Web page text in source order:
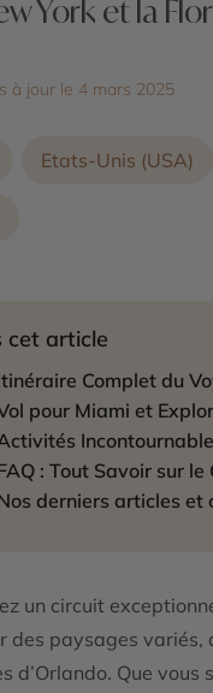
York et la
à jour le 4 mars 2025
Etats-Unis (USA)
cet article
Complet du
pour Miami et
: Tout Savoir sur
derniers articles et
un circuit
des paysages variés,
d’Orlando. Que